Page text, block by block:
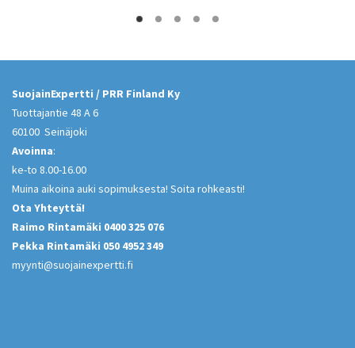
126,00 €.100,00 €.
SuojainExpertti / PRR Finland Ky
Tuottajantie 48 A 6
60100 Seinäjoki
Avoinna:
ke-to 8.00-16.00
Muina aikoina auki sopimuksesta! Soita rohkeasti!
Ota Yhteyttä!
Raimo Rintamäki 0400 325 076
Pekka Rintamäki 050 4952 349
myynti@suojainexpertti.fi